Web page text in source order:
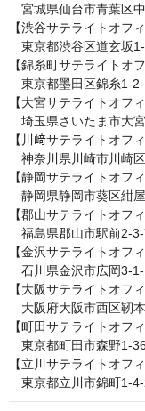
宮城県仙台市青葉区
【渋谷サテライトオフィ
東京都渋谷区道玄坂
【錦糸町サテライトオフ
東京都墨田区錦糸
【大宮サテライトオフィ
埼玉県さいたま市大
【川﨑サテライトオフィ
神奈川県川崎市川崎
【静岡サテライトオフィ
静岡県静岡市葵区紺
【郡山サテライトオフィ
福島県郡山市駅前2-
【金沢サテライトオフィ
石川県金沢市広岡3-
【大阪サテライトオフィ
大阪府大阪市西区靭
【町田サテライトオフィ
東京都町田市森野1-
【立川サテライトオフィ
東京都立川市錦町1-